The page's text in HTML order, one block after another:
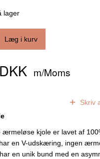
lager
Læg i kurv
m/Moms
Skriv
ærmeløse kjole er lavet af
en V-udskæring, ingen
en unik bund med en